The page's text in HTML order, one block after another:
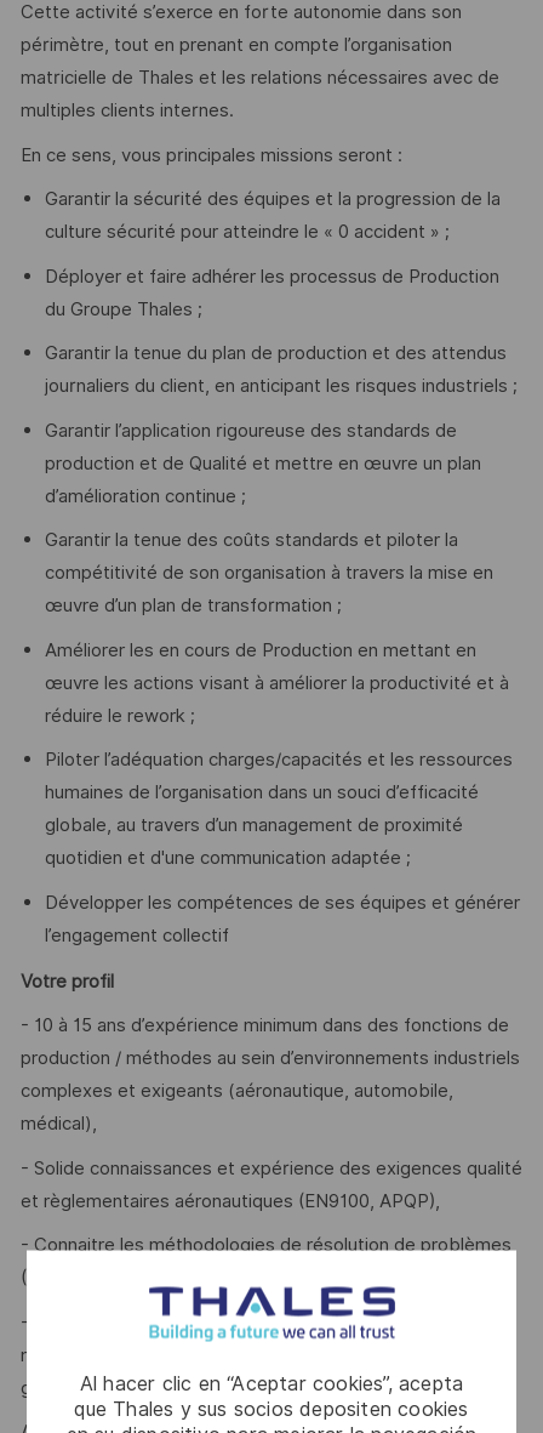
Al hacer clic en “Aceptar cookies”, acepta
que Thales y sus socios depositen cookies
Cette activité s’exerce en forte autonomie dans son
périmètre, tout en prenant en compte l’organisation
matricielle de Thales et les relations nécessaires avec de
multiples clients internes.
En ce sens, vous principales missions seront :
Garantir la sécurité des équipes et la progression de la
culture sécurité pour atteindre le « 0 accident » ;
Déployer et faire adhérer les processus de Production
du Groupe Thales ;
Garantir la tenue du plan de production et des attendus
journaliers du client, en anticipant les risques industriels ;
Garantir l’application rigoureuse des standards de
production et de Qualité et mettre en œuvre un plan
d’amélioration continue ;
Garantir la tenue des coûts standards et piloter la
compétitivité de son organisation à travers la mise en
œuvre d’un plan de transformation ;
Améliorer les en cours de Production en mettant en
œuvre les actions visant à améliorer la productivité et à
réduire le rework ;
Piloter l’adéquation charges/capacités et les ressources
humaines de l’organisation dans un souci d’efficacité
globale, au travers d’un management de proximité
quotidien et d'une communication adaptée ;
Développer les compétences de ses équipes et générer
l’engagement collectif
Votre profil
- 10 à 15 ans d’expérience minimum dans des fonctions de
production / méthodes au sein d’environnements industriels
complexes et exigeants (aéronautique, automobile,
médical),
- Solide connaissances et expérience des exigences qualité
et règlementaires aéronautiques (EN9100, APQP),
- Connaitre les méthodologies de résolution de problèmes
(QRQC, 8D/9S),
- Pratique reconnue de l’industrialisation de pièces
mécaniques à forte valeur ajoutée technologique, et de la
gestion d’équipes/projets transverses.